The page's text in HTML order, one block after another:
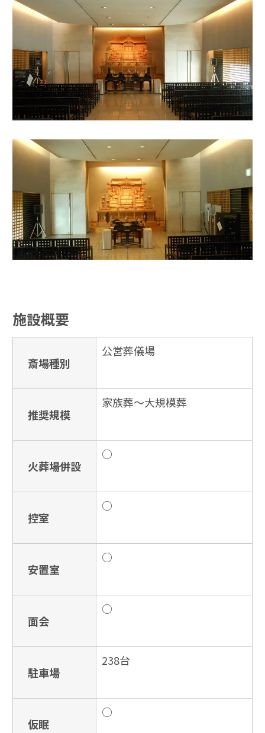
施設概要
斎場種別
公営葬儀場
推奨規模
家族葬〜大規模葬
火葬場併設
○
控室
○
安置室
○
面会
○
駐車場
238台
仮眠
○